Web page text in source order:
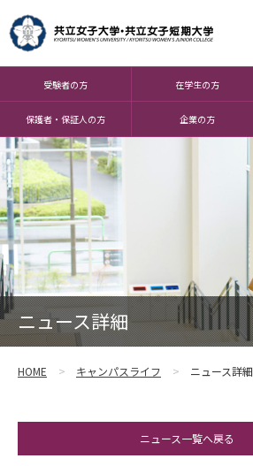
受験者の方 在学生の方
保護者・保証人の方 企業の方
ニュース詳細
HOME キャンパスライフ ニュース詳細
ニュース一覧へ戻る